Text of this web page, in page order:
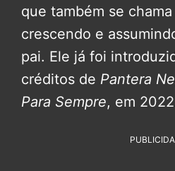
que também se chama
crescendo e
pai. Ele já foi
créditos de Pantera
Para Sempre, em